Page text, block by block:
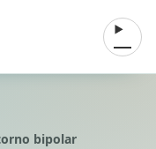
Abrir
bipolar